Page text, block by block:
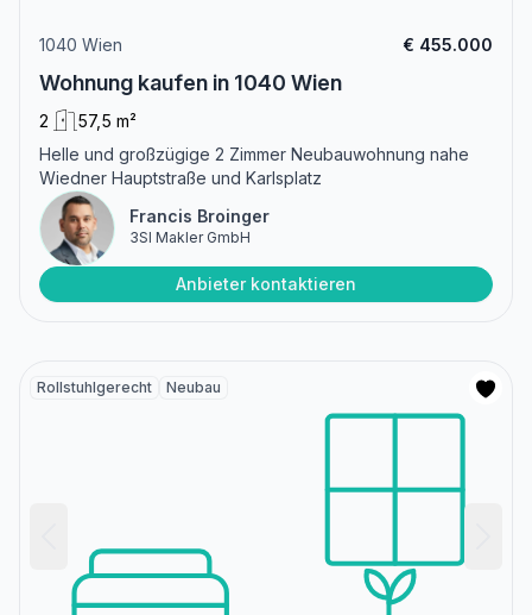
1040 Wien € 455.000
Wohnung kaufen in 1040 Wien
2
57,5 m²
Helle und großzügige 2 Zimmer Neubauwohnung nahe
Wiedner Hauptstraße und Karlsplatz
Francis Broinger
3SI Makler GmbH
Anbieter kontaktieren
Rollstuhlgerecht Neubau